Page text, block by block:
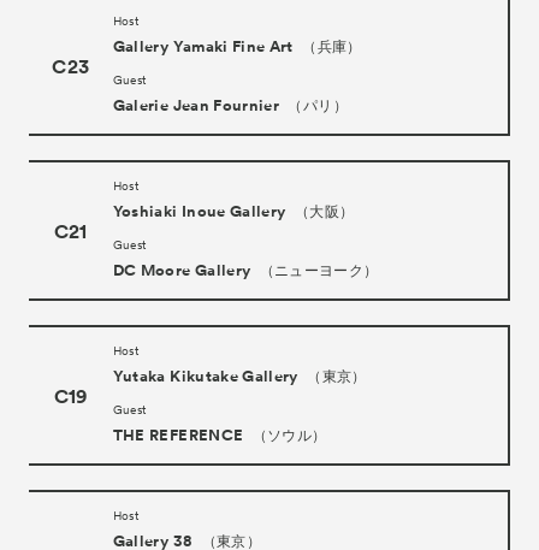
C23
Host
Gallery Yamaki Fine Art （兵庫）
Guest
Galerie Jean Fournier （パリ）
C21
Host
Yoshiaki Inoue Gallery （大阪）
Guest
DC Moore Gallery （ニューヨーク）
C19
Host
Yutaka Kikutake Gallery （東京）
Guest
THE REFERENCE （ソウル）
Host
Gallery 38 （東京）